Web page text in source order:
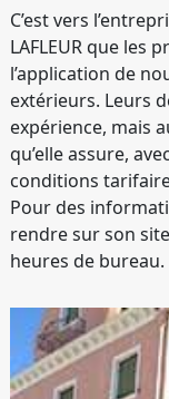
C’est vers
LAFLEUR que les
l’application de
extérieurs. Leurs
expérience, mais
qu’elle assure,
conditions
Pour des
rendre sur son
heures de bureau.